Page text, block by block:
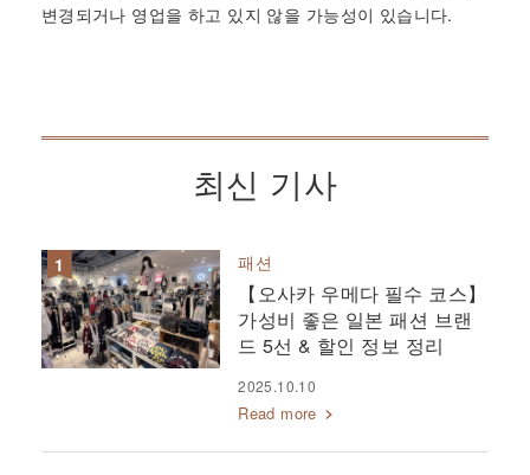
변경되거나 영업을 하고 있지 않을 가능성이 있습니다.
최신 기사
패션
【오사카 우메다 필수 코스】
가성비 좋은 일본 패션 브랜
드 5선 & 할인 정보 정리
2025.10.10
Read more